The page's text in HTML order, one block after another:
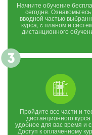
Начните обучение
сегодня. Ознакомьтесь
вводной частью
курса, c планом и
дистанционного
Пройдите все части и
дистанционного курса
удобное для вас время и
Доступ к оплаченному